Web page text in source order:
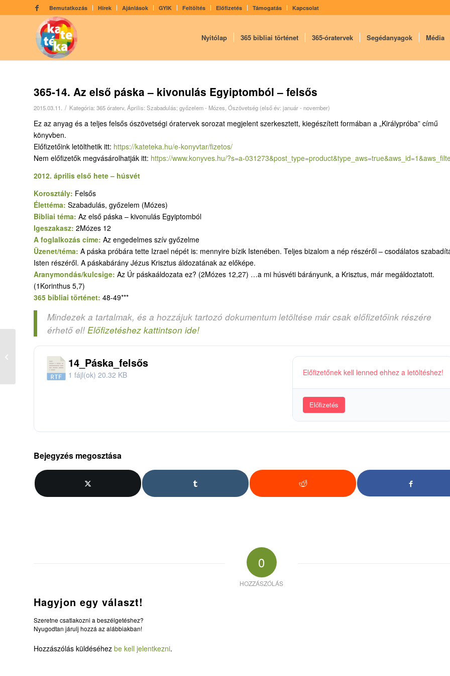
Bemutatkozás Hírek Ajánlások GYIK Feltöltés Előfizetés Támogatás Kapcsolat
Nyitólap 365 bibliai történet 365-óratervek Segédanyagok Média
365-14. Az első páska – kivonulás Egyiptomból – felsős
2015.03.11. / Kategória: 365 óraterv, Április: Szabadulás; győzelem - Mózes Ószövetség (első év: január - november)
Ez az anyag és a teljes felsős ószövetségi óratervek sorozat megjelent szerkesztett, kiegészített formában a „Királypróba” című
könyvben.
Előfizetőink letölthetik itt: https://kateteka.hu/e-konyvtar/fizetos/
Nem előfizetők megvásárolhatják itt: https://www.konyves.hu/?s=a-031273&post_type=product&type_aws=true&aws_id=1&aws_
2012. április első hete – húsvét
Korosztály: Felsős
Élettéma: Szabadulás, győzelem (Mózes)
Bibliai téma: Az első páska – kivonulás Egyiptomból
Igeszakasz: 2Mózes 12
A foglalkozás címe: Az engedelmes szív győzelme
Üzenet/téma: A páska próbára tette Izrael népét is: mennyire bízik Istenében. Teljes bizalom a nép részéről – csodálatos
Isten részéről. A páskabárány Jézus Krisztus áldozatának az előképe.
Aranymondás/kulcsige: Az Úr páskaáldozata ez? (2Mózes 12,27) …a mi húsvéti bárányunk, a Krisztus, már megáldoztatott.
(1Korinthus 5,7)
365 bibliai történet: 48-49***
Mindezek a tartalmak, és a hozzájuk tartozó dokumentum letöltése már csak előfizetőink részére
érhető el! Előfizetéshez kattintson ide!
14_Páska_felsős
1 fájl(ok) 20.32 KB Előfizetőnek kell lenned ehhez a letöltéshez!
Előfizetés
Bejegyzés megosztása
0
HOZZÁSZÓLÁS
Hagyjon egy választ!
Szeretne csatlakozni a beszélgetéshez?
Nyugodtan járulj hozzá az alábbiakban!
Hozzászólás küldéséhez be kell jelentkezni.
365-14. Az első páska – kivonulás
Egyiptomból – alsós